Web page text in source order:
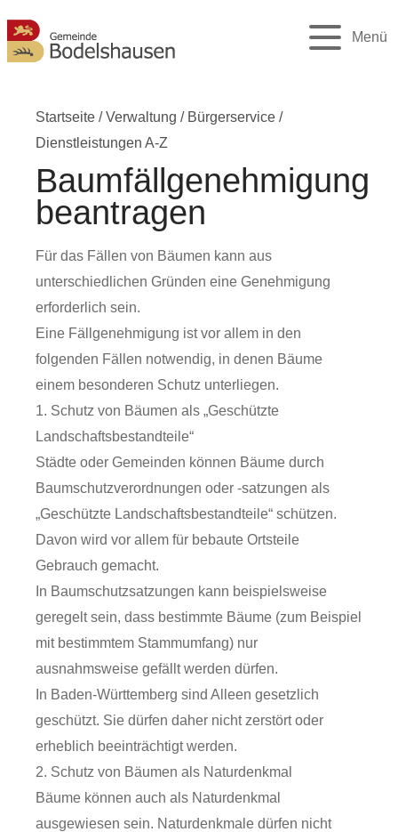
Menü
Startseite /Verwaltung / Bürgerservice /
Dienstleistungen A-Z
Baumfällgenehmigung
beantragen
Für das Fällen von Bäumen kann aus
unterschiedlichen Gründen eine Genehmigung
erforderlich sein.
Eine Fällgenehmigung ist vor allem in den
folgenden Fällen notwendig, in denen Bäume
einem besonderen Schutz unterliegen.
1. Schutz von Bäumen als „Geschützte
Landschaftsbestandteile“
Städte oder Gemeinden können Bäume durch
Baumschutzverordnungen oder -satzungen als
„Geschützte Landschaftsbestandteile“ schützen.
Davon wird vor allem für bebaute Ortsteile
Gebrauch gemacht.
In Baumschutzsatzungen kann beispielsweise
geregelt sein, dass bestimmte Bäume (zum Beispiel
mit bestimmtem Stammumfang) nur
ausnahmsweise gefällt werden dürfen.
In Baden-Württemberg sind Alleen gesetzlich
geschützt. Sie dürfen daher nicht zerstört oder
erheblich beeinträchtigt werden.
2. Schutz von Bäumen als Naturdenkmal
Bäume können auch als Naturdenkmal
ausgewiesen sein. Naturdenkmale dürfen nicht